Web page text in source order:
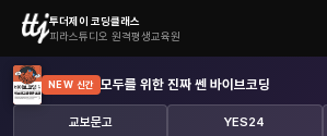
투더제이 코딩클래스
피라스튜디오 원격평생교육원
NEW 신간 모두를 위한 진짜 쎈 바이브코딩
교보문고 YES24